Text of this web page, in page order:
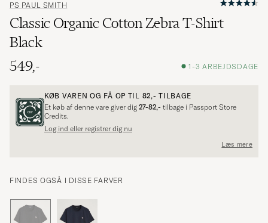
PS PAUL SMITH
Classic Organic Cotton Zebra T-Shirt
Black
549,-
1-3 ARBEJDSDAGE
KØB VAREN OG FÅ OP TIL 82,- TILBAGE
Et køb af denne vare giver dig 27-82,- tilbage i Passport Store
Credits.
Log ind eller registrer dig nu
Læs mere
FINDES OGSÅ I DISSE FARVER